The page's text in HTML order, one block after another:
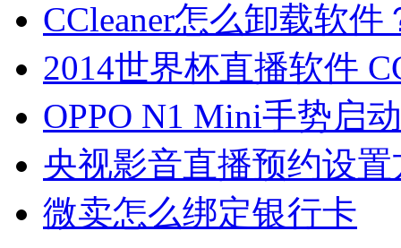
CCleaner怎么卸载软件
2014世界杯直播软件
OPPO N1 Mini手势启
央视影音直播预约设置
微卖怎么绑定银行卡